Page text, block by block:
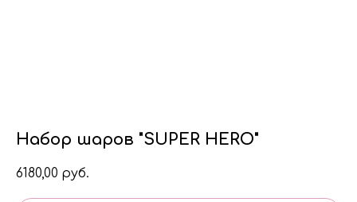
Набор шаров "SUPER HERO"
6180,00 руб.